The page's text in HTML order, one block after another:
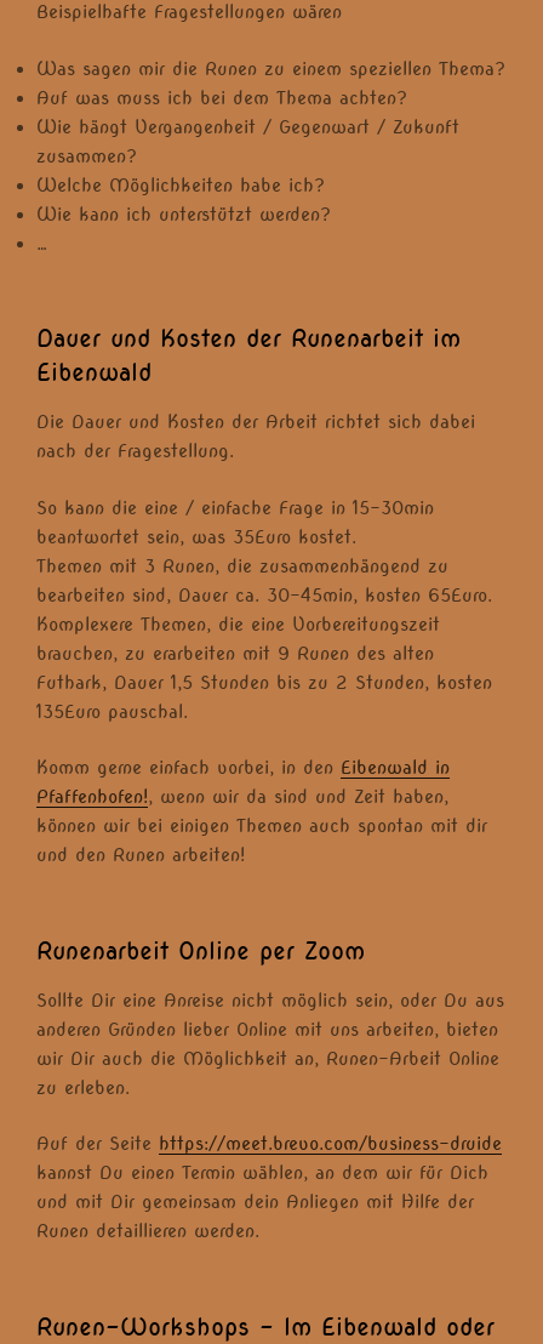
Beispielhafte Fragestellungen wären
Was sagen mir die Runen zu einem speziellen Thema?
Auf was muss ich bei dem Thema achten?
Wie hängt Vergangenheit / Gegenwart / Zukunft
zusammen?
Welche Möglichkeiten habe ich?
Wie kann ich unterstützt werden?
…
Dauer und Kosten der Runenarbeit im
Eibenwald
Die Dauer und Kosten der Arbeit richtet sich dabei
nach der Fragestellung.
So kann die eine / einfache Frage in 15-30min
beantwortet sein, was 35Euro kostet.
Themen mit 3 Runen, die zusammenhängend zu
bearbeiten sind, Dauer ca. 30-45min, kosten 65Euro.
Komplexere Themen, die eine Vorbereitungszeit
brauchen, zu erarbeiten mit 9 Runen des alten
Futhark, Dauer 1,5 Stunden bis zu 2 Stunden, kosten
135Euro pauschal.
Komm gerne einfach vorbei, in den Eibenwald in
Pfaffenhofen!, wenn wir da sind und Zeit haben,
können wir bei einigen Themen auch spontan mit dir
und den Runen arbeiten!
Runenarbeit Online per Zoom
Sollte Dir eine Anreise nicht möglich sein, oder Du aus
anderen Gründen lieber Online mit uns arbeiten, bieten
wir Dir auch die Möglichkeit an, Runen-Arbeit Online
zu erleben.
Auf der Seite https://meet.brevo.com/business-druide
kannst Du einen Termin wählen, an dem wir für Dich
und mit Dir gemeinsam dein Anliegen mit Hilfe der
Runen detaillieren werden.
Runen-Workshops – Im Eibenwald oder